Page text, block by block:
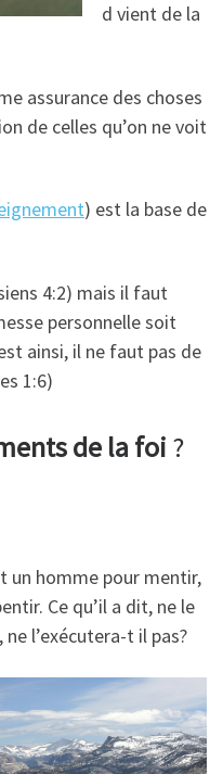
d vient de la
assurance des choses
de celles qu’on ne voit
) est la base de
4:2) mais il faut
personnelle soit
ainsi, il ne faut pas de
1:6)
de la foi ?
un homme pour mentir,
Ce qu’il a dit, ne le
l’exécutera-t il pas?